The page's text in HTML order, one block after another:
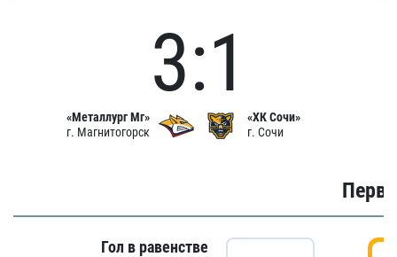
«Металлург Мг»
г. Магнитогорск
3:1
«ХК Сочи»
г. Сочи
Гол в равенстве